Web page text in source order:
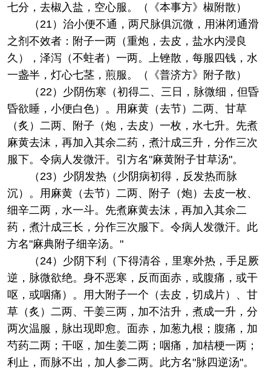
七分，去椒入盐，空心服。（《本事方》椒附散）
（21）治小便不通，两尺脉俱沉微，用淋闭通滑
之剂不效者：附子一两（重炮，去皮，盐水内浸良
久），泽泻（不蛀者）一两。上锉散，每服四钱，水
一盏半，灯心七茎，煎服。（《普济方》附子散）
（22）少阴伤寒（初得二、三日，脉微细，但昏
昏欲睡，小便白色）。用麻黄（去节）二两、甘草
（炙）二两、附子（炮，去皮）一枚，水七升。先煮
麻黄去沫，再加入其余二药，煮汁成三升，分作三次
服下。令病人发微汗。引方名"麻黄附子甘草汤"。
（23）少阴发热（少阴病初得，反发热而脉
沉）。用麻黄（去节）二两、附子（炮）去皮一枚、
细辛二两，水一斗。先煮麻黄去沫，再加入其余二
药，煮汁成三长，分作三次服下。令病人发微汗。此
方名"麻典附子细辛汤。"
（24）少阴下利（下得清谷，里寒外热，手足厥
逆，脉微欲绝。身不恶寒，反而面赤，或腹痛，或干
呕，或咽痛）。用大附子一个（去皮，切成片）、甘
草（炙）二两、干姜三两，加不沽升，煮成一升，分
两次温服，脉出现即愈。面赤，加葱九根；腹痛，加
芍药二两；干呕，加生姜二两；咽痛，加桔梗一两；
利止，而脉不出，加人参二两。此方名"脉四逆汤"。